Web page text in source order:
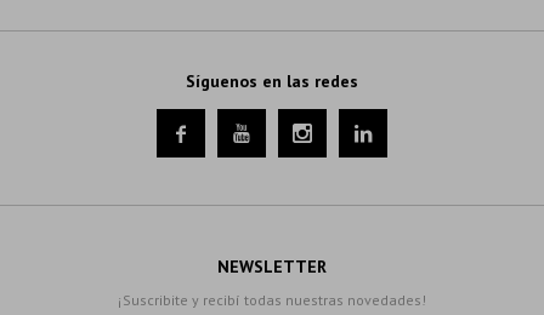
Síguenos en las redes
   
NEWSLETTER
¡Suscribite y recibí todas nuestras novedades!